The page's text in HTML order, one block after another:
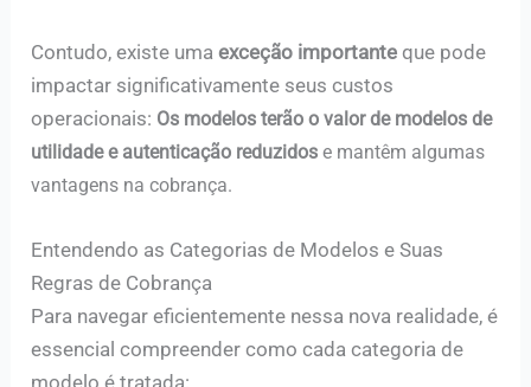
Contudo, existe umaexceção importante que pode
impactar significativamente seus custos
operacionais: Os modelos terão o valor de modelos de
utilidade e autenticação reduzidose mantêm algumas
vantagens na cobrança.
Entendendo as Categorias de Modelos e Suas
Regras de Cobrança
Para navegar eficientemente nessa nova realidade, é
essencial compreender como cada categoria de
modelo é tratada: